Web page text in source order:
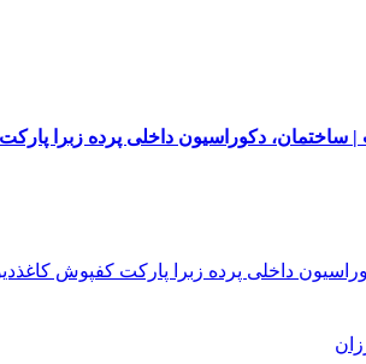
ساختمان، دکوراسیون داخلی پرده زبرا